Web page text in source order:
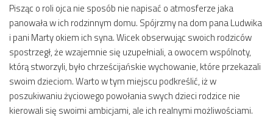
Pisząc o roli ojca nie sposób nie napisać o atmosferze jaka
panowała w ich rodzinnym domu. Spójrzmy na dom pana Ludwika
i pani Marty okiem ich syna. Wicek obserwując swoich rodziców
spostrzegł, że wzajemnie się uzupełniali, a owocem wspólnoty,
którą stworzyli, było chrześcijańskie wychowanie, które przekazali
swoim dzieciom. Warto w tym miejscu podkreślić, iż w
poszukiwaniu życiowego powołania swych dzieci rodzice nie
kierowali się swoimi ambicjami, ale ich realnymi możliwościami.